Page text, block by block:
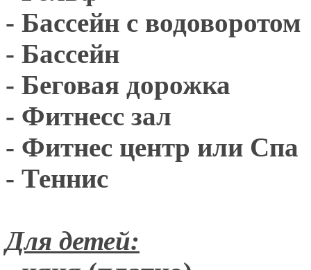
- Бассейн с водоворотом
- Бассейн
- Беговая дорожка
- Фитнесс зал
- Фитнес центр или Спа
- Теннис
Для детей: